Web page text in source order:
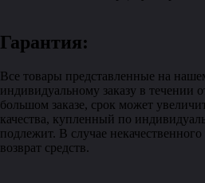
Гарантия:
Все товары представленные на
индивидуальному заказу в течении
большом заказе, срок может
качества, купленный по
подлежит. В случае
возврат средств.